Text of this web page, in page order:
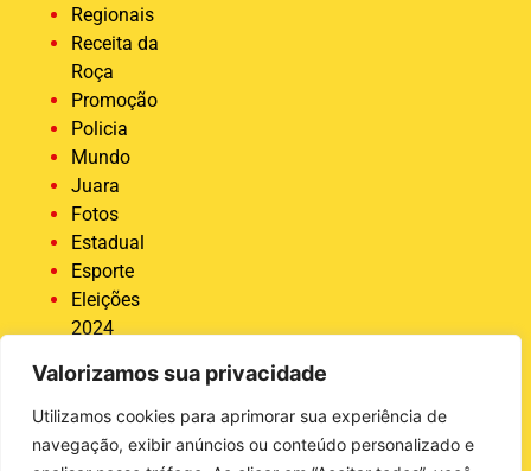
Valorizamos sua privacidade
Utilizamos cookies para aprimorar sua experiência de
navegação, exibir anúncios ou conteúdo personalizado e
Regionais
Receita da
Roça
Promoção
Policia
Mundo
Juara
Fotos
Estadual
Esporte
Eleições
2024
Destaque
COVID 19
Brasil